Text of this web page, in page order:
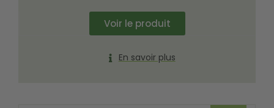
Voir le produit
En savoir plus